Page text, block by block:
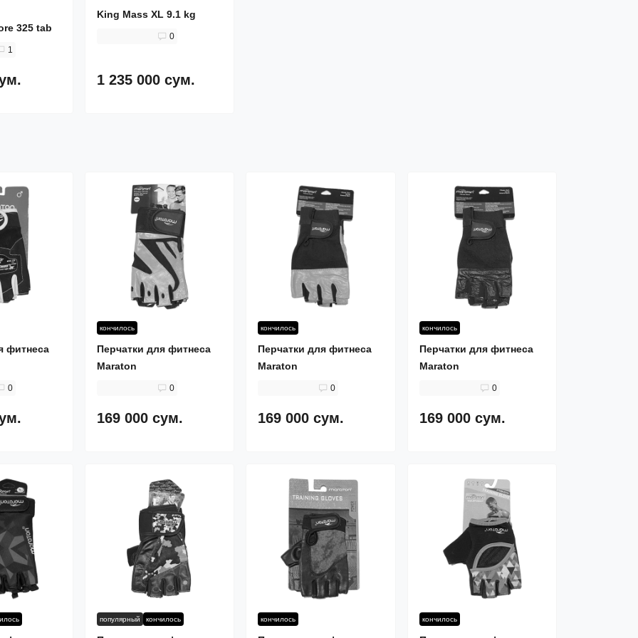
325 tab
1
King Mass XL 9.1 kg
0
1 235 000 сум.
фитнеса
0
кончилось
Перчатки для фитнеса
Maraton
0
169 000 сум.
кончилось
Перчатки для фитнеса
Maraton
0
169 000 сум.
кончилось
Перчатки для фитнеса
Maraton
0
169 000 сум.
популярный кончилось кончилось кончилось